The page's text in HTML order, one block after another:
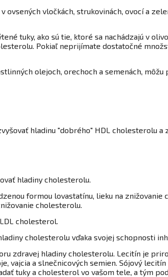
ovsených vločkách, strukovinách, ovocí a
tuky, ako sú tie, ktoré sa nachádzajú v
Pokiaľ neprijímate dostatočné
olejoch, orechoch a semenách,
hladinu "dobrého" HDL cholesterolu
hladiny cholesterolu.
formou lovastatínu, lieku na
cholesterolu.
cholesterol.
cholesterolu vďaka svojej schopnosti
zdravej hladiny cholesterolu. Lecitín je
vajcia a slnečnicových semien. Sójový
tuky a cholesterol vo vašom tele, a tým